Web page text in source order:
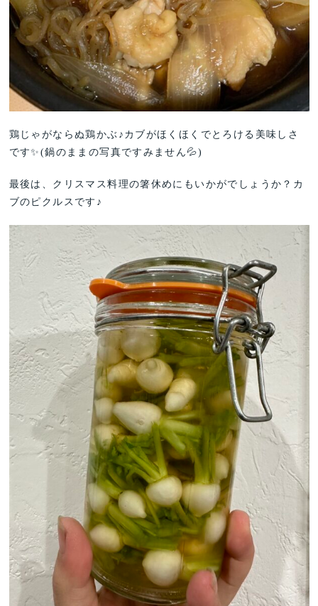
鶏じゃがならぬ鶏かぶ♪カブがほくほくでとろける美味しさ
です✨(鍋のままの写真ですみません💦)
最後は、クリスマス料理の箸休めにもいかがでしょうか？カ
ブのピクルスです♪